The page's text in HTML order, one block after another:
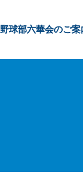
野球部六華会のご案